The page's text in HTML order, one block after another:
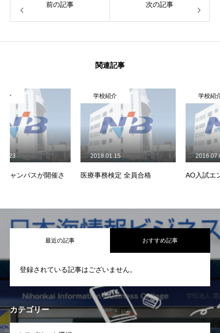
前の記事 次の記事
関連記事
学校紹介
医療事務検定 全員合格
2018.01.15
学校紹介
AO入試エントリー受付開始
2016.07.01
最近の記事 おすすめ記事
登録されている記事はございません。
カテゴリー